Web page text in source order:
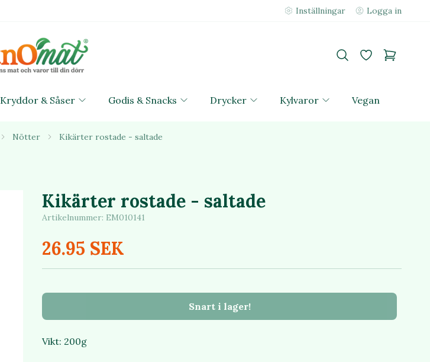
Inställningar Logga in
Kryddor & Såser Godis & Snacks Drycker Kylvaror Vegan
Nötter Kikärter rostade - saltade
Kikärter rostade - saltade
Artikelnummer: EM010141
26.95 SEK
Snart i lager!
Vikt: 200g